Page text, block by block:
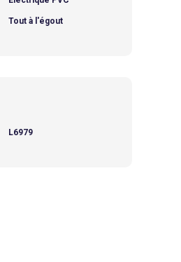
Tout à l'égout
L6979